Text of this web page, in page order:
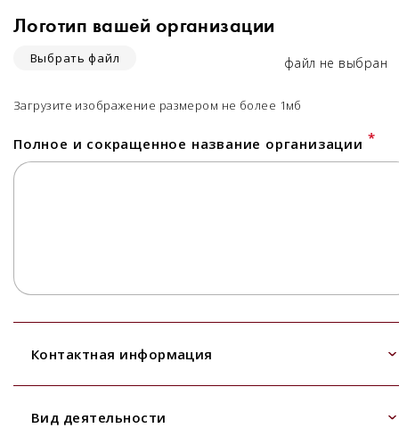
Логотип вашей организации
Выбрать файл файл не выбран
Загрузите изображение размером не более 1мб
Полное и сокращенное название организации *
Контактная информация
Вид деятельности